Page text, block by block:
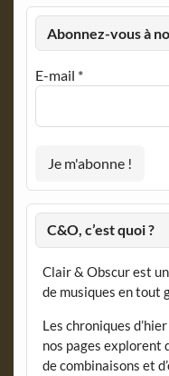
Abonnez-vous à
E-mail *
C&O, c’est quoi ?
Clair & Obscur est
de musiques en tout
Les chroniques
nos pages explorent
de combinaisons et